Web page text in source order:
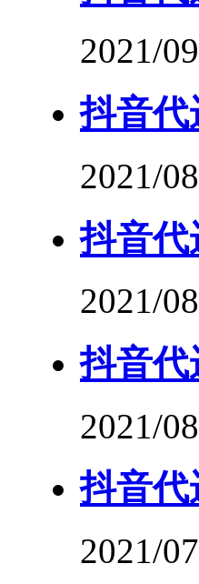
2021/
抖音代
2021/
抖音代
2021/
抖音代
2021/
抖音代
2021/